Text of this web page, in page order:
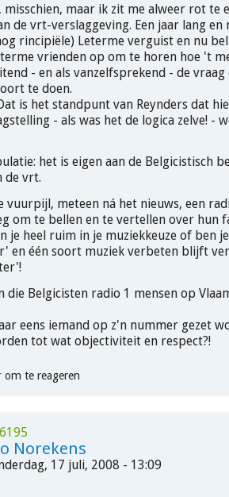
maar ik zit me alweer rot te
de vrt-verslaggeving. Een jaar lang en
rincipiële) Leterme verguist en nu
vrienden op om te horen hoe 't
- en als vanzelfsprekend - de
te doen.
is het standpunt van Reynders dat
- als was het de logica zelve! -
het is eigen aan de Belgicistisch
de vrt.
vuurpijl, meteen ná het nieuws, een
om te bellen en te vertellen over hun
je heel ruim in je muziekkeuze of ben
en één soort muziek verbeten blijft
Belgicisten radio 1 mensen op
eens iemand op z'n nummer gezet
tot wat objectiviteit en respect?!
om te reageren
Norekens
17 juli, 2008 - 13:09